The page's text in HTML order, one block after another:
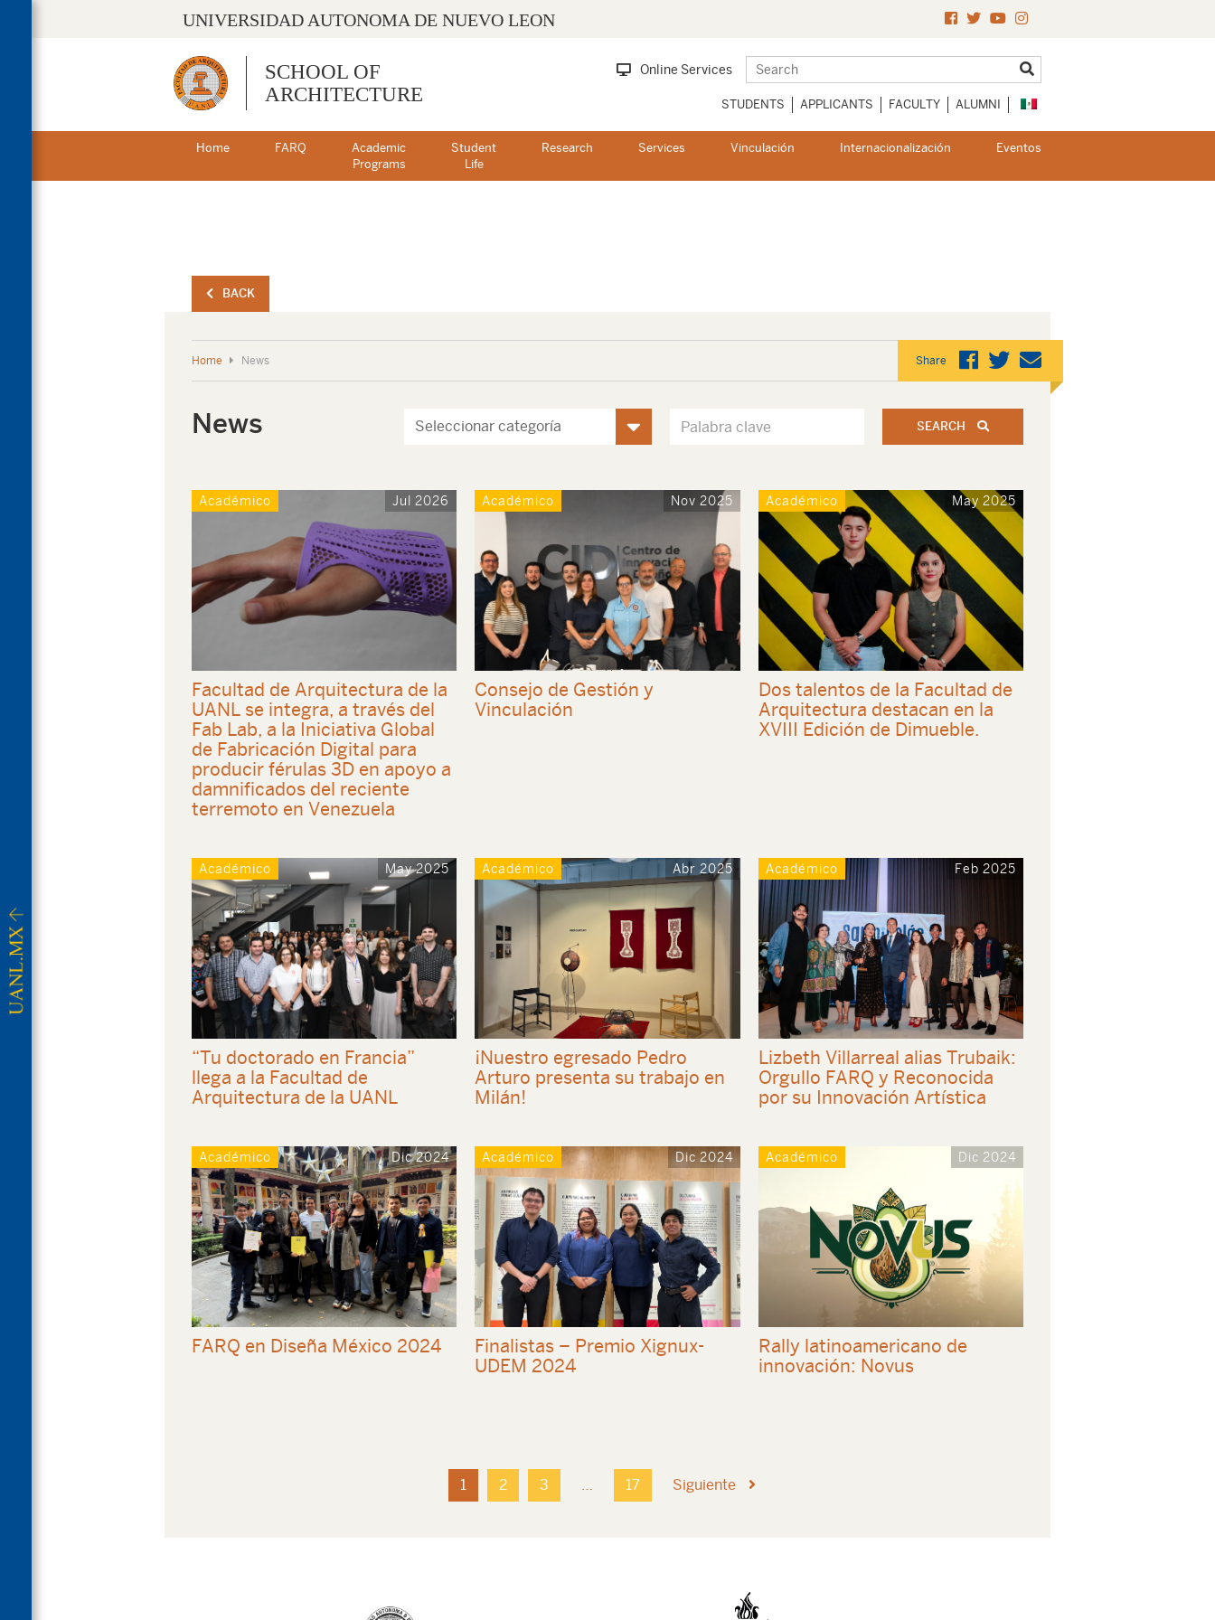
UNIVERSIDAD AUTONOMA DE NUEVO LEON
SCHOOL OF
ARCHITECTURE
Online Services
STUDENTS APPLICANTS FACULTY ALUMNI
Home FARQ
Academic
Programs
Student
Life
Research Services Vinculación Internacionalización Eventos
BACK
Home News Share
News SEARCH
Académico Jul 2026
Facultad de Arquitectura de la
UANL se integra, a través del
Fab Lab, a la Iniciativa Global
de Fabricación Digital para
producir férulas 3D en apoyo a
damnificados del reciente
terremoto en Venezuela
Académico Nov 2025
Consejo de Gestión y
Vinculación
Académico May 2025
Dos talentos de la Facultad de
Arquitectura destacan en la
XVIII Edición de Dimueble.
Académico May 2025
“Tu doctorado en Francia”
llega a la Facultad de
Arquitectura de la UANL
Académico Abr 2025
¡Nuestro egresado Pedro
Arturo presenta su trabajo en
Milán!
Académico Feb 2025
Lizbeth Villarreal alias Trubaik:
Orgullo FARQ y Reconocida
por su Innovación Artística
Académico Dic 2024
FARQ en Diseña México 2024
Académico Dic 2024
Finalistas – Premio Xignux-
UDEM 2024
Académico Dic 2024
Rally latinoamericano de
innovación: Novus
1 2 3 … 17 Siguiente